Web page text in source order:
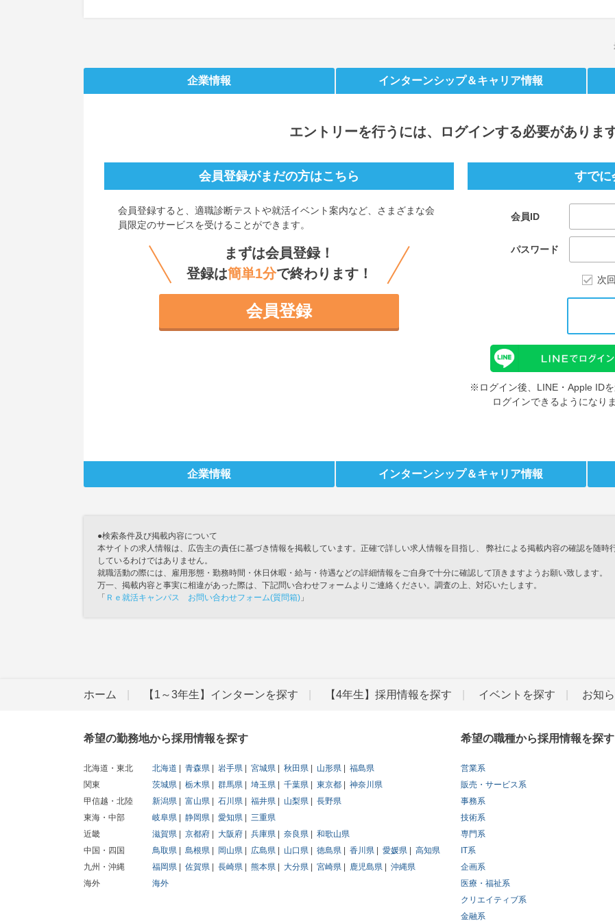
企業情報 インターンシップ＆キャリア情報
エントリーを行うには、ログインする必要があります
すでに
会員ID
パスワード
次
※ログイン後、LINE・Apple ID
ログインできるようになり
会員登録がまだの方はこちら
会員登録すると、 適職診断テストや就活イベント案内など、さまざまな会
員限定のサービスを受けることができます。
まずは会員登録！
登録は簡単1分で終わります！
会員登録
企業情報 インターンシップ＆キャリア情報
●検索条件及び掲載内容について
本サイトの求人情報は、広告主の責任に基づき情報を掲載しています。正確で詳しい求人情報を目指し、 弊社による掲載内容の確認を随
しているわけではありません。
就職活動の際には、雇用形態・勤務時間・休日休暇・給与・待遇などの詳細情報をご自身で十分に確認して頂きますようお願い致します。
万一、掲載内容と事実に相違があった際は、下記問い合わせフォームよりご連絡ください。調査の上、対応いたします。
「 Ｒｅ就活キャンパス お問い合わせフォーム(質問箱) 」
ホーム 【1～3年生】インターンを探す 【4年生】採用情報を探す イベントを探す お知
希望の勤務地から採用情報を探す
北海道・東北 北海道 青森県 岩手県 宮城県 秋田県 山形県
福島県
関東
茨城県 栃木県 群馬県 埼玉県 千葉県 東京都
神奈川県
甲信越・北陸
新潟県 富山県 石川県 福井県 山梨県
長野県
東海・中部
岐阜県 静岡県 愛知県
三重県
近畿
滋賀県 京都府 大阪府 兵庫県 奈良県
和歌山県
中国・四国
鳥取県 島根県 岡山県 広島県 山口県 徳島県 香川県 愛媛県
高知県
九州・沖縄
福岡県 佐賀県 長崎県 熊本県 大分県 宮崎県 鹿児島県
沖縄県
海外
海外
希望の職種から採用情報を探す
営業系
販売・サービス系
事務系
技術系
専門系
IT系
企画系
医療・福祉系
クリエイティブ系
金融系